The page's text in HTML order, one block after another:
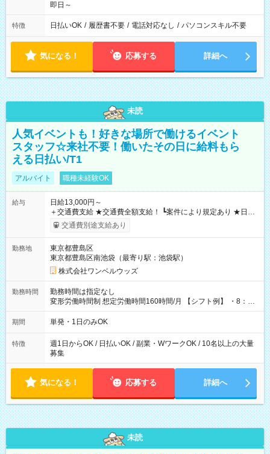
即日～
特徴 日払いOK / 履歴書不要 / 電話対応なし / パソコンスキル不要
気になる！ 応募する 詳細へ
未読
人気イベントも！好きな場所で働けるイベント
スタッフ☆来社不要！働いたその日に給料もら
える日払い/T1
アルバイト 職種未経験OK
給与
日給13,000円～
＋交通費支給 ★交通費全額支給！ ┗案件により規定あり ★日払
いOK！（規定あり） ┗働いたその日に現金GET♪ お仕事後はコ
ンビニATMから 日払い分を引き落とせます！ 【試用期間】試
交通費別途支給あり
勤務地
東京都豊島区
東京都豊島区南池袋（最寄り駅：池袋駅）
株式会社ワンベルウッズ
勤務時間
勤務時間は指定なし
変形労働時間制 想定労働時間160時間/月 【シフト例】 ・8：00
～21：00
期間 単発・1日のみOK
特徴
週1日からOK / 日払いOK / 副業・WワークOK / 10名以上の大量
募集
気になる！ 応募する 詳細へ
未読